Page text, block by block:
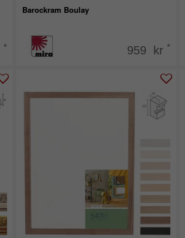
*
Barockram Boulay
959 kr *